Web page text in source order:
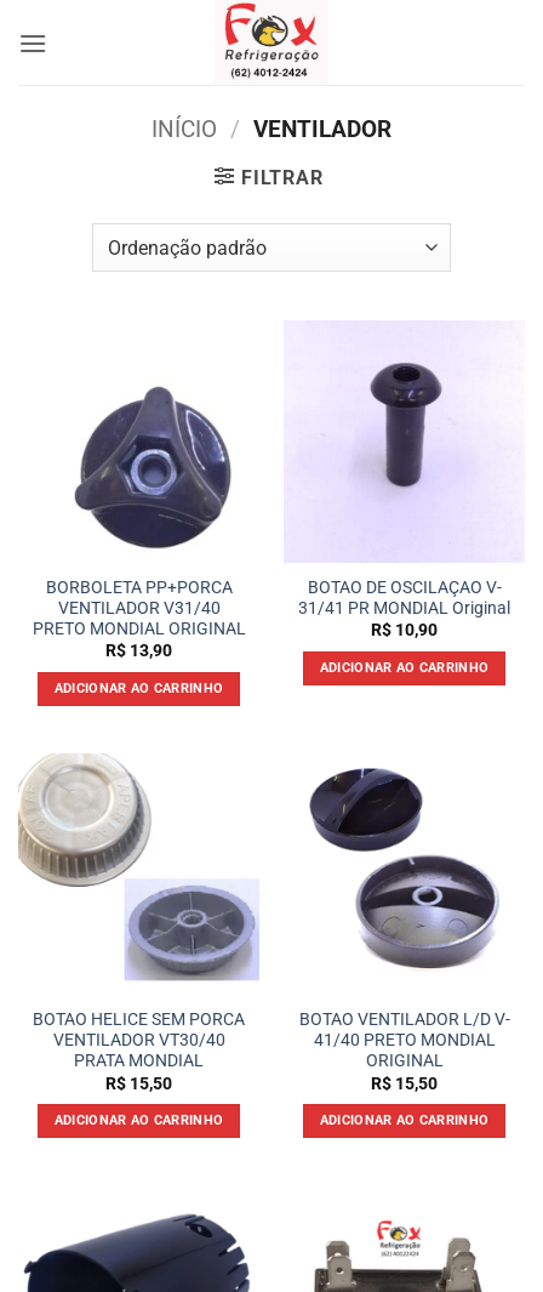
INÍCIO / VENTILADOR
FILTRAR
BORBOLETA PP+PORCA
VENTILADOR V31/40
PRETO MONDIAL ORIGINAL
R$ 13,90
ADICIONAR AO CARRINHO
BOTAO DE OSCILAÇAO V-
31/41 PR MONDIAL Original
R$ 10,90
ADICIONAR AO CARRINHO
BOTAO HELICE SEM PORCA
VENTILADOR VT30/40
PRATA MONDIAL
R$ 15,50
ADICIONAR AO CARRINHO
BOTAO VENTILADOR L/D V-
41/40 PRETO MONDIAL
ORIGINAL
R$ 15,50
ADICIONAR AO CARRINHO